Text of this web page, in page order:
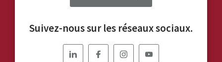
Suivez-nous sur les réseaux sociaux.
Nous
Nous
Nous
Nous